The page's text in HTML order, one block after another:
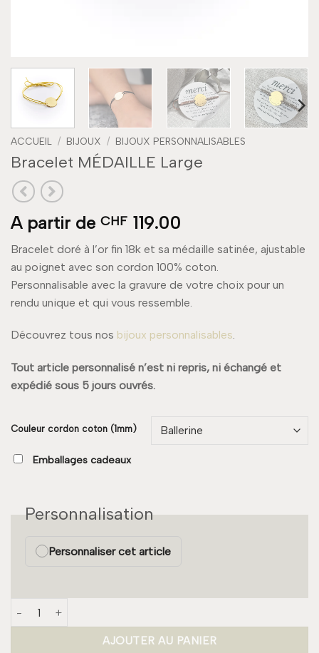
ACCUEIL / BIJOUX / BIJOUX PERSONNALISABLES
Bracelet MÉDAILLE Large
A partir de CHF 119.00
Bracelet doré à l’or fin 18k et sa médaille satinée, ajustable
au poignet avec son cordon 100% coton.
Personnalisable avec la gravure de votre choix pour un
rendu unique et qui vous ressemble.
Découvrez tous nos bijoux personnalisables.
Tout article personnalisé n’est ni repris, ni échangé et
expédié sous 5 jours ouvrés.
Couleur cordon coton (1mm)
Emballages cadeaux
Personnalisation
Personnaliser cet article
AJOUTER AU PANIER